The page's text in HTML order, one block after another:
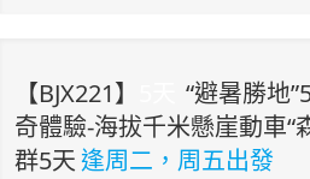
【BJX221】
“避暑勝地
奇體驗-海拔千米懸崖動車“
群5天逢周二，周五出發